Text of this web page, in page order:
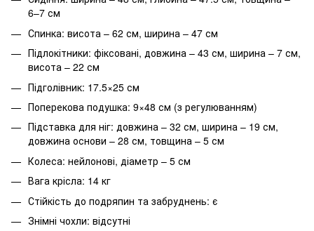
6–7 см
Спинка: висота – 62 см, ширина – 47 см
Підлокітники: фіксовані, довжина – 43 см, ширина – 7 см,
висота – 22 см
Підголівник: 17.5×25 см
Поперекова подушка: 9×48 см (з регулюванням)
Підставка для ніг: довжина – 32 см, ширина – 19 см,
довжина основи – 28 см, товщина – 5 см
Колеса: нейлонові, діаметр – 5 см
Вага крісла: 14 кг
Стійкість до подряпин та забруднень: є
Знімні чохли: відсутні